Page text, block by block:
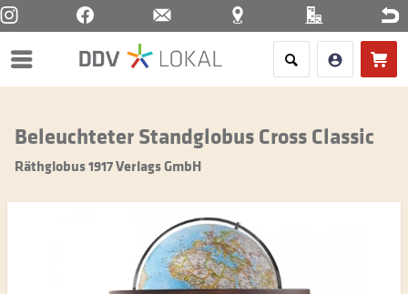
Menü
Beleuchteter Standglobus Cross Classic
Räthglobus 1917 Verlags GmbH